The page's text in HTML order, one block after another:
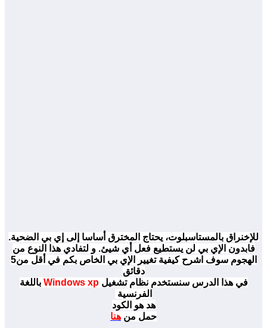
للإخنراق بالمستاسبلوت، يحتاج المخترق أساسا إلى إي بي الضحية.
فابدون الإي بي لن يستطيع فعل أي شيئ. و لتفادي هذا النوع من
الهجوم سوف اشرح كيفية
تغيير الإي بي الخاص بكم في أقل من5
دقائق
في هذا الدرس سنستخدم نظام تشغيلWindows xp باللغة
الفرنسية
هد هو الكود
حمل من هنا